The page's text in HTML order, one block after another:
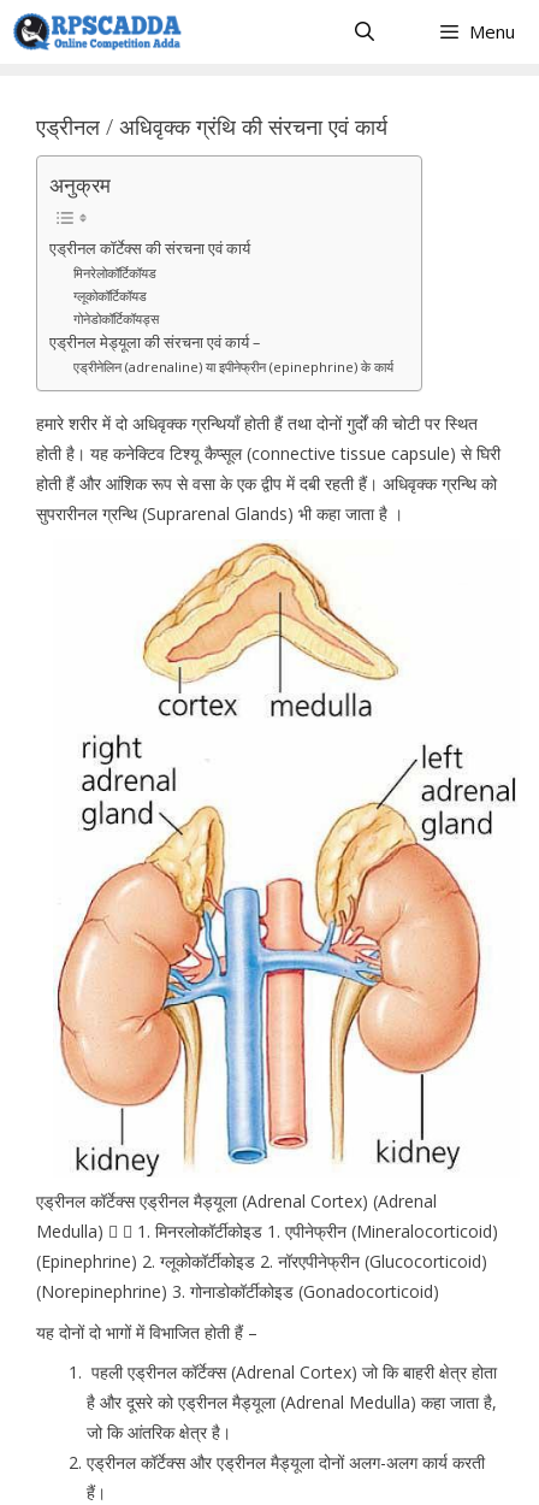
Skip
to
Menu
एड्रीनल / अधिवृक्क ग्रंथि की संरचना एवं कार्य
अनुक्रम
एड्रीनल कॉर्टेक्स की संरचना एवं कार्य
मिनरेलोकॉर्टिकॉयड
ग्लूकोकॉर्टिकॉयड
गोनेडोकॉर्टिकॉयड्स
एड्रीनल मेड्यूला की संरचना एवं कार्य –
एड्रीनेलिन (adrenaline) या इपीनेफ्रीन (epinephrine) के कार्य
हमारे शरीर में दो अधिवृक्क ग्रन्थियाँ होती हैं तथा दोनों गुर्दों की चोटी पर स्थित
होती है। यह कनेक्टिव टिश्यू कैप्सूल (connective tissue capsule) से घिरी
होती हैं और आंशिक रूप से वसा के एक द्वीप में दबी रहती हैं। अधिवृक्क ग्रन्थि को
सुपरारीनल ग्रन्थि (Suprarenal Glands) भी कहा जाता है ।
एड्रीनल कॉर्टेक्स एड्रीनल मैड्यूला (Adrenal Cortex) (Adrenal
Medulla)   1. मिनरलोकॉर्टीकोइड 1. एपीनेफ्रीन (Mineralocorticoid)
(Epinephrine) 2. ग्लूकोकॉर्टीकोइड 2. नॉरएपीनेफ्रीन (Glucocorticoid)
(Norepinephrine) 3. गोनाडोकॉर्टीकोइड (Gonadocorticoid)
यह दोनों दो भागों में विभाजित होती हैं –
पहली एड्रीनल कॉर्टेक्स (Adrenal Cortex) जो कि बाहरी क्षेत्र होता
है और दूसरे को एड्रीनल मैड्यूला (Adrenal Medulla) कहा जाता है,
जो कि आंतरिक क्षेत्र है।
एड्रीनल कॉर्टेक्स और एड्रीनल मैड्यूला दोनों अलग-अलग कार्य करती
हैं।